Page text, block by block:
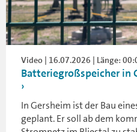
Video | 16.07.2026 | Länge:
Batteriegroßspeicher in
In Gersheim ist der Bau
geplant. Er soll ab dem